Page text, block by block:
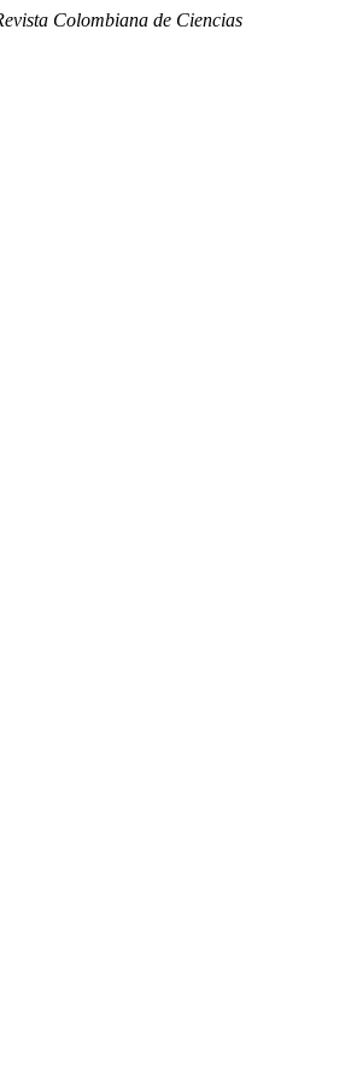
Colombiana de Ciencias